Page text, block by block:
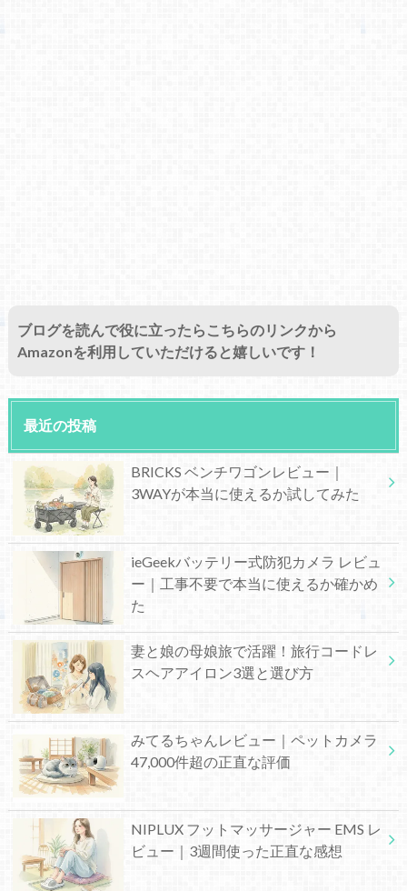
ブログを読んで役に立ったらこちらのリンクから
Amazonを利用していただけると嬉しいです！
最近の投稿
BRICKS ベンチワゴンレビュー｜
3WAYが本当に使えるか試してみた
ieGeekバッテリー式防犯カメラ レビュ
ー｜工事不要で本当に使えるか確かめ
た
妻と娘の母娘旅で活躍！旅行コードレ
スヘアアイロン3選と選び方
みてるちゃんレビュー｜ペットカメラ
47,000件超の正直な評価
NIPLUX フットマッサージャー EMS レ
ビュー｜3週間使った正直な感想